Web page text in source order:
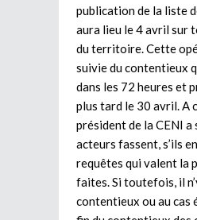
publication de la liste
aura lieu le 4 avril sur
du territoire. Cette
suivie du contentieux
dans les 72 heures et
plus tard le 30 avril. A
président de la CENI a
acteurs fassent, s’ils
requêtes qui valent la
faites. Si toutefois, il
contentieux ou au cas